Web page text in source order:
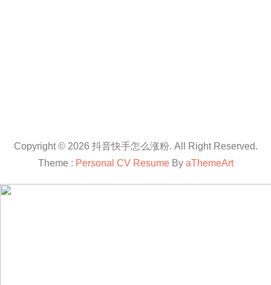
Copyright © 2026 抖音快手怎么涨粉. All Right Reserved.
Theme : Personal CV ResumeBy aThemeArt